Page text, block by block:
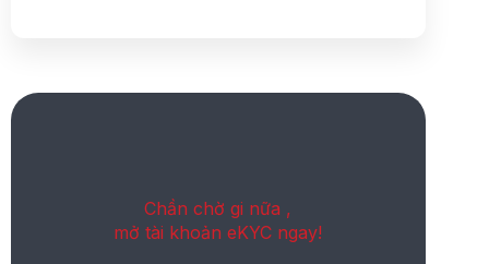
Chần chờ gi nữa ,
mở tài khoản eKYC ngay!